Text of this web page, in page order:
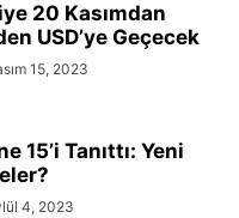
20 Kasımdan
USD’ye Geçecek
15, 2023
15’i Tanıttı: Yeni
4, 2023